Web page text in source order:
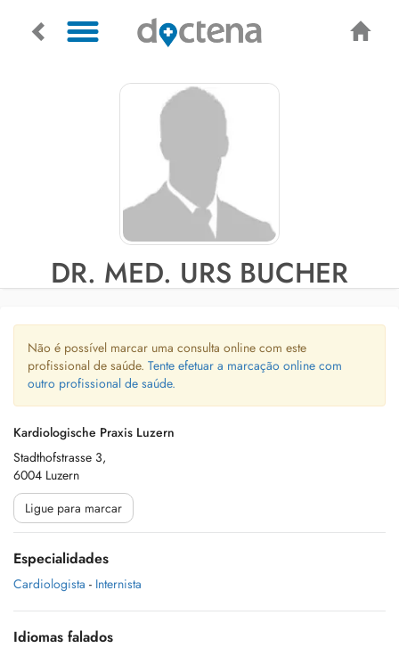
DR. MED. URS BUCHER
Não é possível marcar uma consulta online com este
profissional de saúde. Tente efetuar a marcação online com
outro profissional de saúde.
Kardiologische Praxis Luzern
Stadthofstrasse 3,
6004 Luzern
Ligue para marcar
Especialidades
Cardiologista - Internista
Idiomas falados